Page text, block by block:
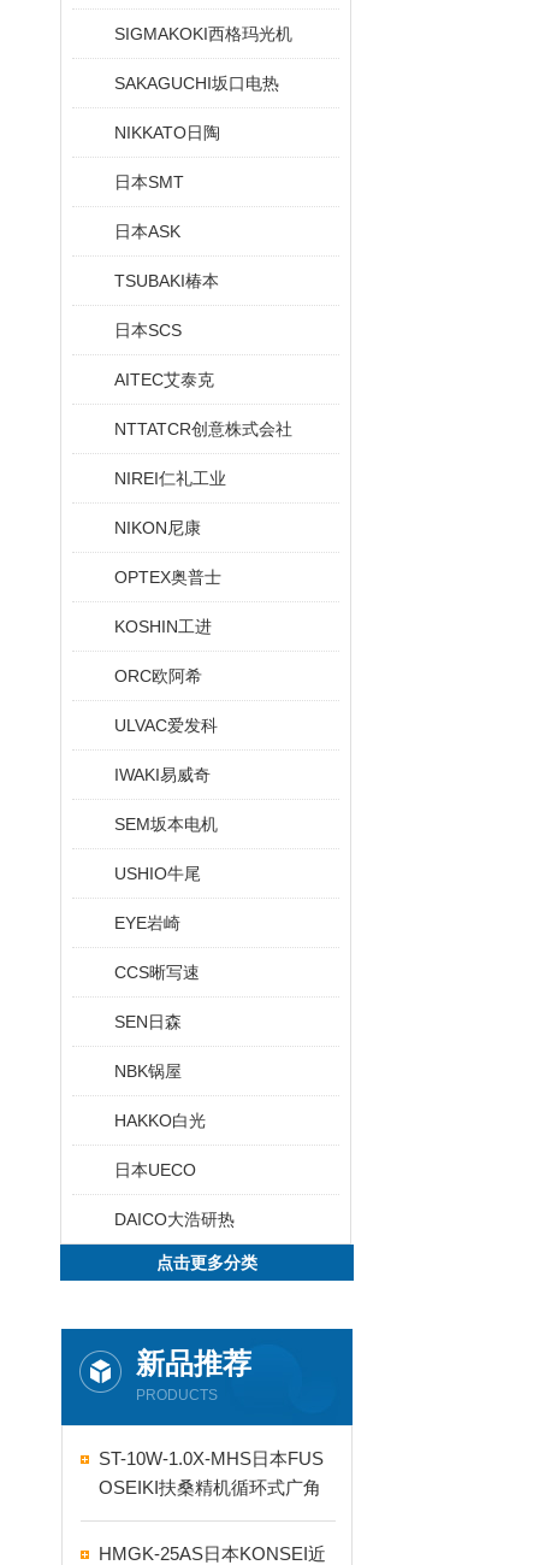
SIGMAKOKI西格玛光机
SAKAGUCHI坂口电热
NIKKATO日陶
日本SMT
日本ASK
TSUBAKI椿本
日本SCS
AITEC艾泰克
NTTATCR创意株式会社
NIREI仁礼工业
NIKON尼康
OPTEX奥普士
KOSHIN工进
ORC欧阿希
ULVAC爱发科
IWAKI易威奇
SEM坂本电机
USHIO牛尾
EYE岩崎
CCS晰写速
SEN日森
NBK锅屋
HAKKO白光
日本UECO
DAICO大浩研热
点击更多分类
新品推荐
PRODUCTS
ST-10W-1.0X-MHS日本FUS
OSEIKI扶桑精机循环式广角
自动喷嘴
HMGK-25AS日本KONSEI近